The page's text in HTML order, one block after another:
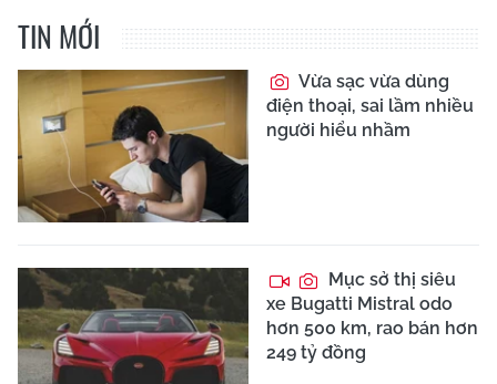
TIN MỚI
Vừa sạc vừa dùng
điện thoại, sai lầm nhiều
người hiểu nhầm
Mục sở thị siêu
xe Bugatti Mistral odo
hơn 500 km, rao bán hơn
249 tỷ đồng